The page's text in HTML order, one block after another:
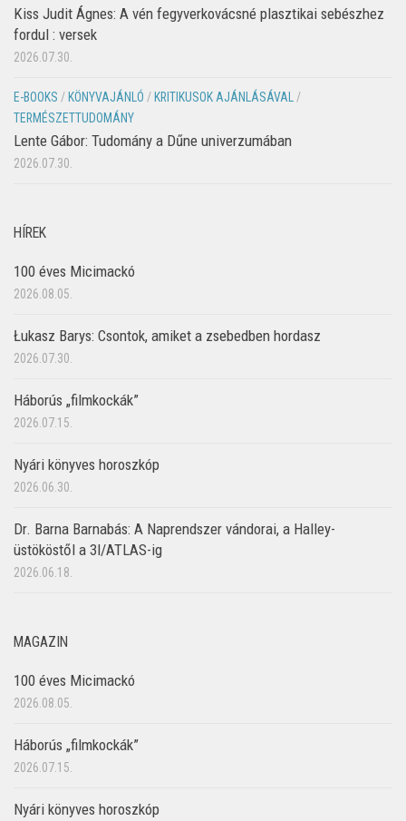
Kiss Judit Ágnes: A vén fegyverkovácsné plasztikai sebészhez
fordul : versek
2026.07.30.
E-BOOKS / KÖNYVAJÁNLÓ / KRITIKUSOK AJÁNLÁSÁVAL/
TERMÉSZETTUDOMÁNY
Lente Gábor: Tudomány a Dűne univerzumában
2026.07.30.
HÍREK
100 éves Micimackó
2026.08.05.
Łukasz Barys: Csontok, amiket a zsebedben hordasz
2026.07.30.
Háborús „filmkockák”
2026.07.15.
Nyári könyves horoszkóp
2026.06.30.
Dr. Barna Barnabás: A Naprendszer vándorai, a Halley-
üstököstől a 3I/ATLAS-ig
2026.06.18.
MAGAZIN
100 éves Micimackó
2026.08.05.
Háborús „filmkockák”
2026.07.15.
Nyári könyves horoszkóp